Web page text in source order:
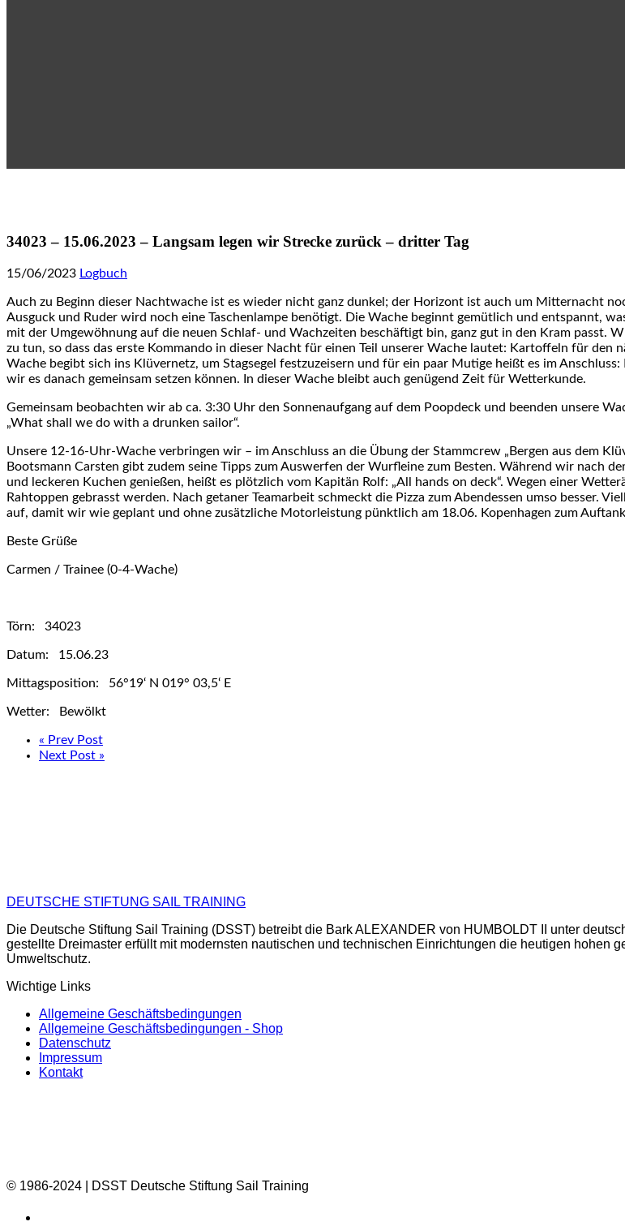
34023 – 15.06.2023 – Langsam legen wir Strecke zurück – dritter Tag
15/06/2023 Logbuch
Auch zu Beginn dieser Nachtwache ist es wieder nicht ganz dunkel; der Horizont ist auch um Mitternacht
Ausguck und Ruder wird noch eine Taschenlampe benötigt. Die Wache beginnt gemütlich und entspannt,
mit der Umgewöhnung auf die neuen Schlaf- und Wachzeiten beschäftigt bin, ganz gut in den Kram passt.
zu tun, so dass das erste Kommando in dieser Nacht für einen Teil unserer Wache lautet: Kartoffeln für den
Wache begibt sich ins Klüvernetz, um Stagsegel festzuzeisern und für ein paar Mutige heißt es im
wir es danach gemeinsam setzen können. In dieser Wache bleibt auch genügend Zeit für Wetterkunde.
Gemeinsam beobachten wir ab ca. 3:30 Uhr den Sonnenaufgang auf dem Poopdeck und beenden unsere
„What shall we do with a drunken sailor“.
Unsere 12-16-Uhr-Wache verbringen wir – im Anschluss an die Übung der Stammcrew „Bergen aus dem
Bootsmann Carsten gibt zudem seine Tipps zum Auswerfen der Wurfleine zum Besten. Während wir nach
und leckeren Kuchen genießen, heißt es plötzlich vom Kapitän Rolf: „All hands on deck“. Wegen einer
Rahtoppen gebrasst werden. Nach getaner Teamarbeit schmeckt die Pizza zum Abendessen umso besser.
auf, damit wir wie geplant und ohne zusätzliche Motorleistung pünktlich am 18.06. Kopenhagen zum
Beste Grüße
Carmen / Trainee (0-4-Wache)
Törn: 34023
Datum: 15.06.23
Mittagsposition: 56°19‘ N 019° 03,5‘ E
Wetter: Bewölkt
« Prev Post
Next Post »
DEUTSCHE STIFTUNG SAIL TRAINING
Die Deutsche Stiftung Sail Training (DSST) betreibt die Bark ALEXANDER von HUMBOLDT II unter
gestellte Dreimaster erfüllt mit modernsten nautischen und technischen Einrichtungen die heutigen hohen
Umweltschutz.
Wichtige Links
Allgemeine Geschäftsbedingungen
Allgemeine Geschäftsbedingungen - Shop
Datenschutz
Impressum
Kontakt
© 1986-2024 | DSST Deutsche Stiftung Sail Training